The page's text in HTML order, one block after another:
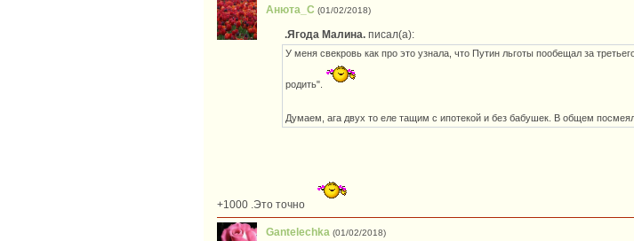
Анюта_С (01/02/2018)
.Ягода Малина.писал(а):
У меня свекровь как про это узнала, что Путин льготы пообещал за
родить".
Думаем, ага двух то еле тащим с ипотекой и без бабушек. В общем
+1000 .Это точно
Gantelechka (01/02/2018)